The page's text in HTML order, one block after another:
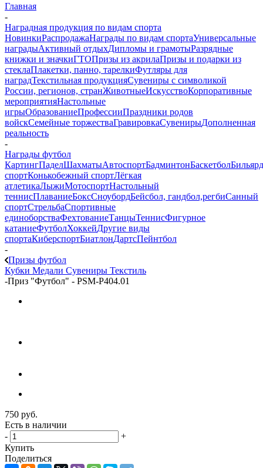
Главная
-
Наградная продукция по видам спорта
НовинкиРаспродажаНаграды по видам спортаУниверсальные
наградыАктивный отдыхДипломы и грамотыРазрядные
книжки и значкиГТОПризы из акрилаПризы и подарки из
стеклаПлакетки, панно, тарелкиФутляры для
наградТекстильная продукцияСувениры с символикой
России, регионов, странЖивотныеИскусствоКорпоративные
мероприятияНастольные
игрыОбразованиеПрофессииПраздники родов
войскСемейные торжестваГравировкаСувенирыДополненная
реальность
-
Награды футбол
КартингПаделШахматыАвтоспортБадминтонБаскетболБильярд
спортКонькобежный спортЛёгкая
атлетикаЛыжиМотоспортНастольный
теннисПлаваниеБоксСноубордБейсбол, гандбол,регбиСанный
спортСтрельбаСпортивные
единоборстваФехтованиеТанцыТеннисФигурное
катаниеФутболХоккейДругие виды
спортаКиберспортБиатлонДартсПейнтбол
-
Призы футбол
Кубки Медали Сувениры Текстиль
-Приз "Футбол" - PSM-P404.01
750 руб.
Есть в наличии
-
+
Купить
Поделиться